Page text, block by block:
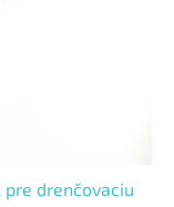
drenčovaciu